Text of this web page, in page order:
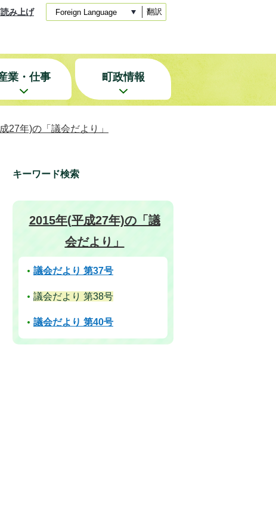
み上げ 翻訳
業・仕事 町政情報
27年)の「議会だより」
キーワード検索
2015年(平成27年)の「議
会だより」
議会だより 第37号
議会だより 第38号
議会だより 第40号